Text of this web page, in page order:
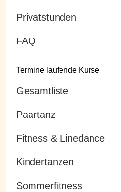
Privatstunden
FAQ
Termine laufende Kurse
Gesamtliste
Paartanz
Fitness & Linedance
Kindertanzen
Sommerfitness